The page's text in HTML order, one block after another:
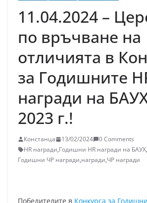
11.04.2024 –
по връчване на
отличията в
за Годишните
награди на
2023 г.!
Констанца 13/02/2024
0 Comments
HR награди,Годишни HR награди на БАУХ,
Годишни ЧР награди,награди,ЧР награди
Победителите в Конкурса за